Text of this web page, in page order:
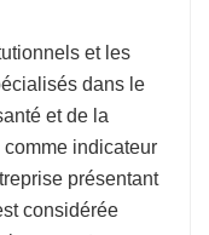
et les
dans le
et de la
indicateur
présentant
considérée